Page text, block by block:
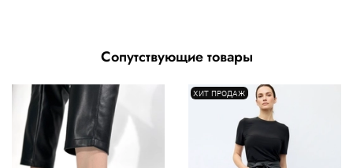
Сопутствующие товары
ХИТ ПРОДАЖ